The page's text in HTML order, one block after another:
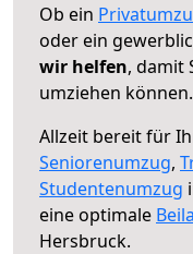
Ob ein
oder ein
wir helfen, damit
umziehen können.
Allzeit bereit für
Seniorenumzug,
Studentenumzug
eine optimale
Hersbruck.